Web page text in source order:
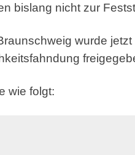
bislang nicht zur
wurde
wie folgt: